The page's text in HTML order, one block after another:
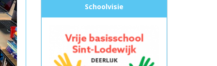
Schoolvisie